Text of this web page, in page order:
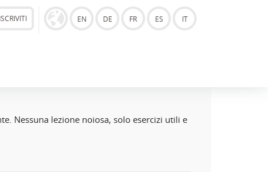
ISCRIVITI EN DE FR ES IT
Nessuna lezione noiosa, solo esercizi utili e